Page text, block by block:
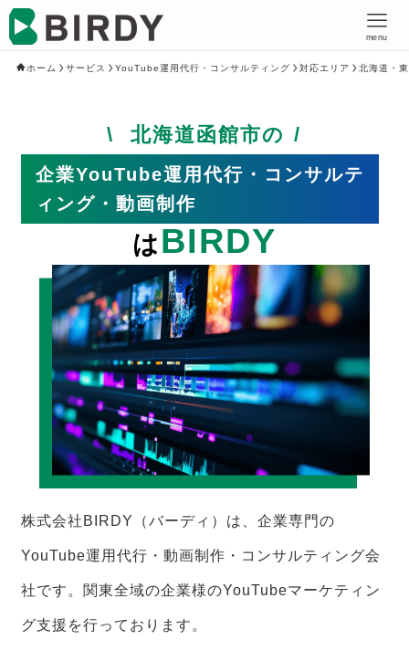
menu
ホーム サービス YouTube運用代行・コンサルティング 対応エリア 北海道・
北海道函館市の
企業YouTube運用代行・コンサルテ
ィング・動画制作
はBIRDY
株式会社BIRDY（バーディ）は、企業専門の
YouTube運用代行・動画制作・コンサルティング会
社です。関東全域の企業様のYouTubeマーケティン
グ支援を行っております。